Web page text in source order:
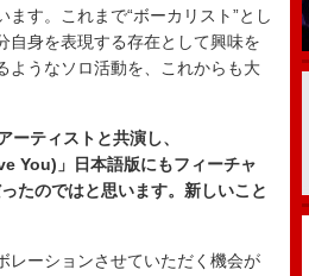
す。これまで“ボーカリスト”とし
自身を表現する存在として興味を
ようなソロ活動を、これからも大
ティストと共演し、
You)」日本語版にもフィーチャ
たのではと思います。新しいこと
レーションさせていただく機会が